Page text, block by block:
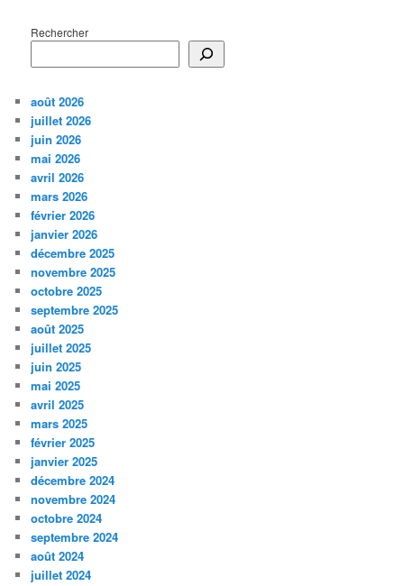
Rechercher
août 2026
juillet 2026
juin 2026
mai 2026
avril 2026
mars 2026
février 2026
janvier 2026
décembre 2025
novembre 2025
octobre 2025
septembre 2025
août 2025
juillet 2025
juin 2025
mai 2025
avril 2025
mars 2025
février 2025
janvier 2025
décembre 2024
novembre 2024
octobre 2024
septembre 2024
août 2024
juillet 2024